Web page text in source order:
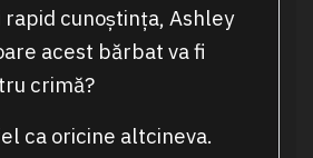
rapid cunoștința, Ashley
acest bărbat va fi
crimă?
ca oricine altcineva.